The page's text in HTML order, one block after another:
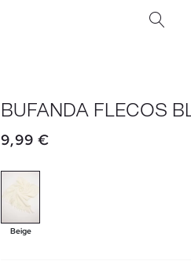
BUFANDA FLECOS
9,99 €
Beige